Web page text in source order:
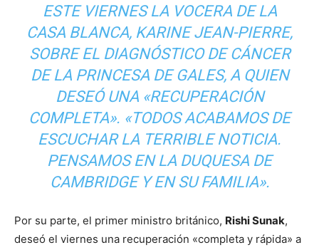
ESTE VIERNES LA VOCERA DE LA
CASA BLANCA, KARINE JEAN-PIERRE,
SOBRE EL DIAGNÓSTICO DE CÁNCER
DE LA PRINCESA DE GALES, A QUIEN
DESEÓ UNA «RECUPERACIÓN
COMPLETA». «TODOS ACABAMOS DE
ESCUCHAR LA TERRIBLE NOTICIA.
PENSAMOS EN LA DUQUESA DE
CAMBRIDGE Y EN SU FAMILIA».
Por su parte, el primer ministro británico, Rishi Sunak,
deseó el viernes una recuperación «completa y rápida» a